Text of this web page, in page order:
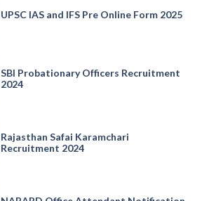
UPSC IAS and IFS Pre Online Form 2025
SBI Probationary Officers Recruitment
2024
Rajasthan Safai Karamchari
Recruitment 2024